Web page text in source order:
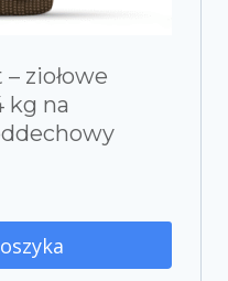
ziołowe
kg na